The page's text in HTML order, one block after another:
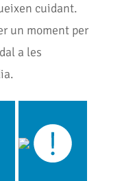
cuidant.
un moment per
a les